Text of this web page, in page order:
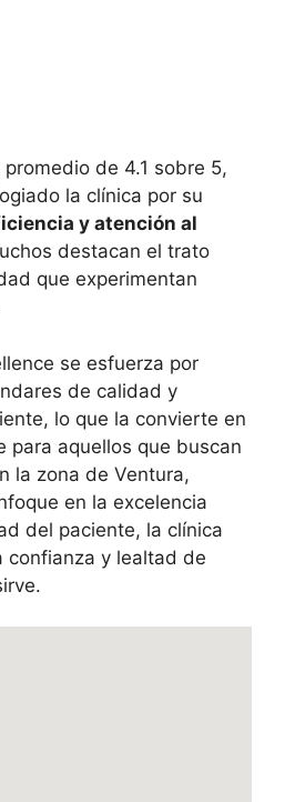
de 4.1 sobre 5,
la clínica por su
y atención al
destacan el trato
que experimentan
se esfuerza por
de calidad y
lo que la convierte en
para aquellos que buscan
la zona de Ventura,
en la excelencia
del paciente, la clínica
confianza y lealtad de